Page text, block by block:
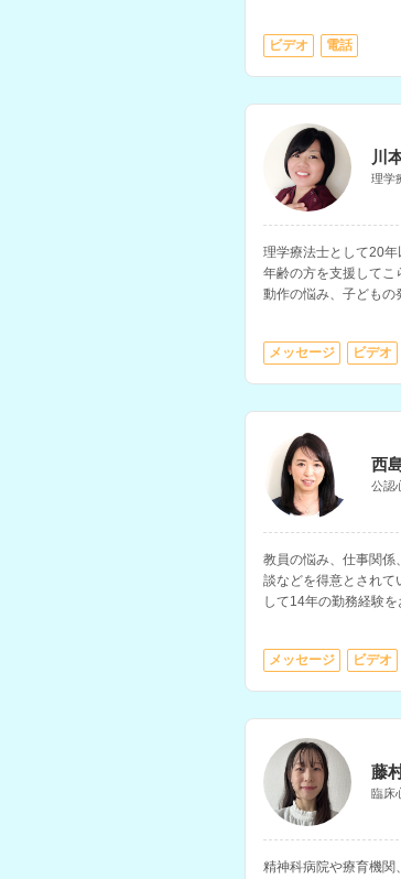
ビデオ 電話
川
理学
理学療法士として20
年齢の方を支援してこ
動作の悩み、子どもの
メッセージ ビデオ
西
公認
教員の悩み、仕事関係
談などを得意とされて
して14年の勤務経験
メッセージ ビデオ
藤
臨床
精神科病院や療育機関